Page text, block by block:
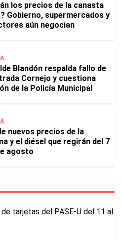
los precios de la canasta
Gobierno, supermercados y
aún negocian
Blandón respalda fallo de
Cornejo y cuestiona
de la Policía Municipal
nuevos precios de la
y el diésel que regirán del 7
agosto